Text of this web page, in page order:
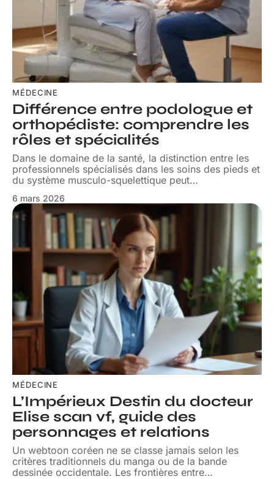
MÉDECINE
Différence entre podologue et
orthopédiste: comprendre les
rôles et spécialités
Dans le domaine de la santé, la distinction entre les
professionnels spécialisés dans les soins des pieds et
du système musculo-squelettique peut…
6 mars 2026
MÉDECINE
L’Impérieux Destin du docteur
Elise scan vf, guide des
personnages et relations
Un webtoon coréen ne se classe jamais selon les
critères traditionnels du manga ou de la bande
dessinée occidentale. Les frontières entre…